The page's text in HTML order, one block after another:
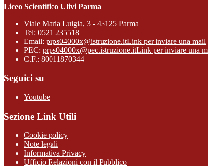
Liceo Scientifico Ulivi Parma
Viale Maria Luigia, 3 - 43125 Parma
Tel: 0521 235518
Email: prps04000x@istruzione.itLink per inviare una mail
PEC: prps04000x@pec.istruzione.itLink per inviare una
C.F.: 80011870344
Seguici su
Youtube
Sezione Link Utili
Cookie policy
Note legali
Informativa Privacy
Ufficio Relazioni con il Pubblico